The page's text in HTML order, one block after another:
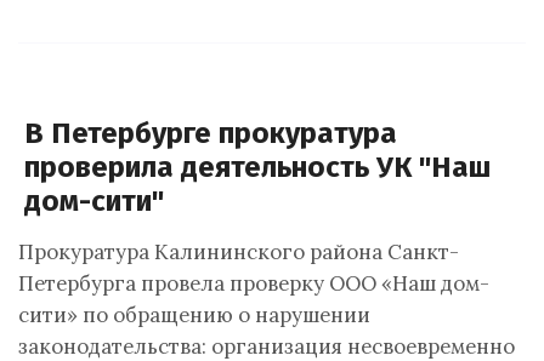
В Петербурге прокуратура
проверила деятельность УК "Наш
дом-сити"
Прокуратура Калининского района Санкт-
Петербурга провела проверку ООО «Наш дом-
сити» по обращению о нарушении
законодательства: организация несвоевременно